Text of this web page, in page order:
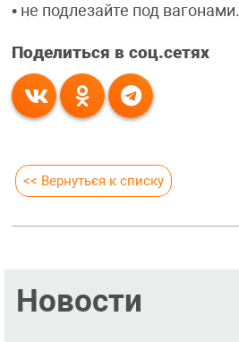
• не подлезайте под вагонами.
Поделиться в соц.сетях
<< Вернуться к списку
Новости